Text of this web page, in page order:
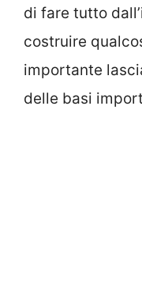
di fare tutto
costruire
importante
delle basi